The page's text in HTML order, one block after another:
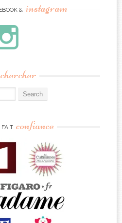
& instagram
FAIT confiance